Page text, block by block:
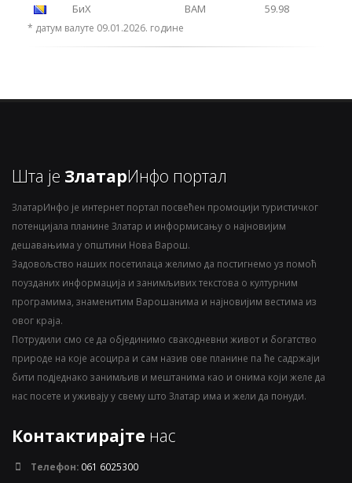
БиХ
BAM 59.98
* датум валуте 09.01.2026. године
Шта је ЗлатарИнфо портал
ЗлатарИнфо је интернет портал посвећен промоцији туристичког
потенцијала планине Златар и информисању о најновијим
дешавањима у општини Нова Варош.
Задовољство наших посетилаца желимо да постигнемо уз помоћ
поузданих информација и занимљивих текстова о културним
програмима, знаменитим Варошанима и најновијим вестима из
овог краја.
Потрудили смо се да објединимо свакодневни живот и богатство
природе на које асоцира и сам назив ове планине па ће садржаји
бити подједнако занимљив и мештанима као и онима који желе да
нас посете и уживају у свему што Златар има и жели да понуди.
Контактирајте нас
Телефон: 061 6025300